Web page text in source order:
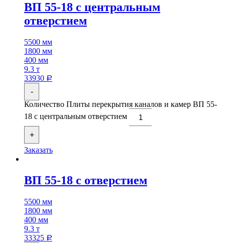
ВП 55-18 с центральным
отверстием
5500 мм
1800 мм
400 мм
9.3 т
33930 Р
-
Количество Плиты перекрытия каналов и камер ВП 55-
18 с центральным отверстием
+
Заказать
ВП 55-18 с отверстием
5500 мм
1800 мм
400 мм
9.3 т
33325 Р